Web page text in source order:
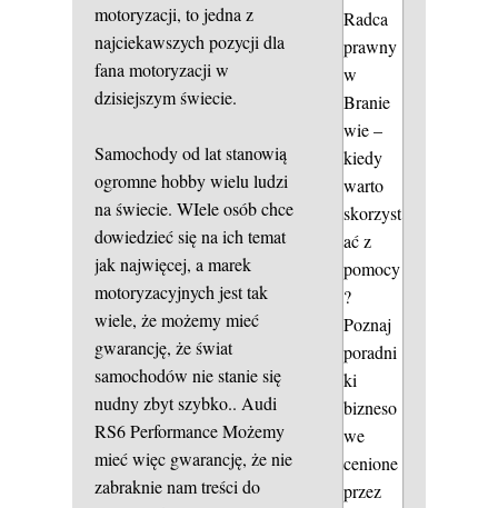
motoryzacji, to jedna z
najciekawszych pozycji dla
fana motoryzacji w
dzisiejszym świecie.
Samochody od lat stanowią
ogromne hobby wielu ludzi
na świecie. WIele osób chce
dowiedzieć się na ich temat
jak najwięcej, a marek
motoryzacyjnych jest tak
wiele, że możemy mieć
gwarancję, że świat
samochodów nie stanie się
nudny zbyt szybko.. Audi
RS6 PerformanceMożemy
mieć więc gwarancję, że nie
zabraknie nam treści do
Radca
prawny
w
Branie
wie –
kiedy
warto
skorzyst
ać z
pomocy
?
Poznaj
poradni
ki
bizneso
we
cenione
przez